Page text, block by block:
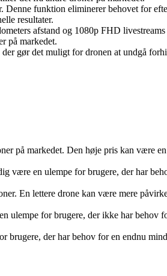
funktion eliminerer behovet for
resultater.
afstand og 1080p FHD
på markedet.
gør det muligt for dronen at undgå
på markedet. Den høje pris kan være
være en ulempe for brugere, der har
En lettere drone kan være mere
for brugere, der ikke har behov
der har behov for en endnu